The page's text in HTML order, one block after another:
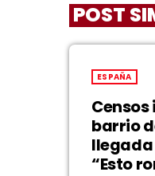
POST
ESPAÑA
barrio
llegada
“Esto